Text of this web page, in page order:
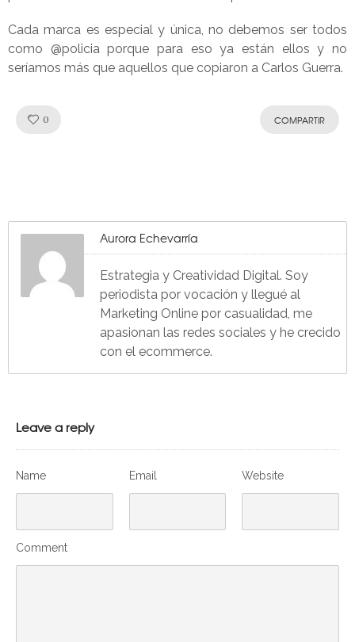
Cada marca es especial y única, no debemos ser todos
como @policia porque para eso ya están ellos y no
seríamos más que aquellos que copiaron a Carlos Guerra.
0 COMPARTIR
Aurora Echevarría
Estrategia y Creatividad Digital. Soy
periodista por vocación y llegué al
Marketing Online por casualidad, me
apasionan las redes sociales y he crecido
con el ecommerce.
Leave a reply
Name Email Website
Comment